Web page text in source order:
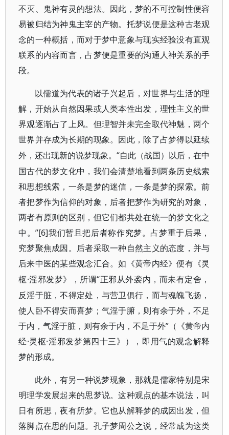
不灭、鬼神有灵的想法。因此，梦的不可控制性便容
易被归结为神鬼主宰的产物。托梦说便是这种古老观
念的一种概括，而对于梦中意象与现实经验没有直观
联系的内容而言，占梦便是重要的沟通人神关系的手
段。
以儒道为代表的诸子兴起后，对世界与生活的理
解，开始从自然因果或人类本性出发，理性主义的世
界观逐渐占了上风。但理智并未完全取代神魅，两个
世界并存成为长期的现象。因此，除了占梦得以延续
外，还出现新的说梦现象。“自此（战国）以后，在中
国古代的梦文化中，我们会清楚地看到两条历史线索
和思想线索，一条是梦的迷信，一条是梦的探索。前
者把梦作为信仰的对象，后者把梦作为研究的对象，
两者有原则的区别，但它们都共处在统一的梦文化之
中。”[6]我们暂且把后者称作究梦。占梦重于后果，
究梦聚焦成因。后者采取一种自然主义的态度，并与
后来中医的某些观念汇合。如 《黄帝内经》便有《灵
枢·淫邪发梦》，所谓“正邪从外袭内，而未有定舍，
反淫于脏，不得定处，与营卫俱行，而与魂魄飞扬，
使人卧不得安而喜梦；气淫于腑，则有余于外，不足
于内，气淫于脏，则有余于内，不足于外”（《黄帝内
经·灵枢·淫邪发梦第四十三》），即用气的观念解释
梦的形成。
此外，有另一种说梦现象，那就是儒家特别是宋
明理学发展起来的思梦说。这种观点的基本说法，叫
日有所思，夜有所梦。它也从解释梦的成因出发，但
落脚点在思的问题。孔子梦周公之说，经常成为这类